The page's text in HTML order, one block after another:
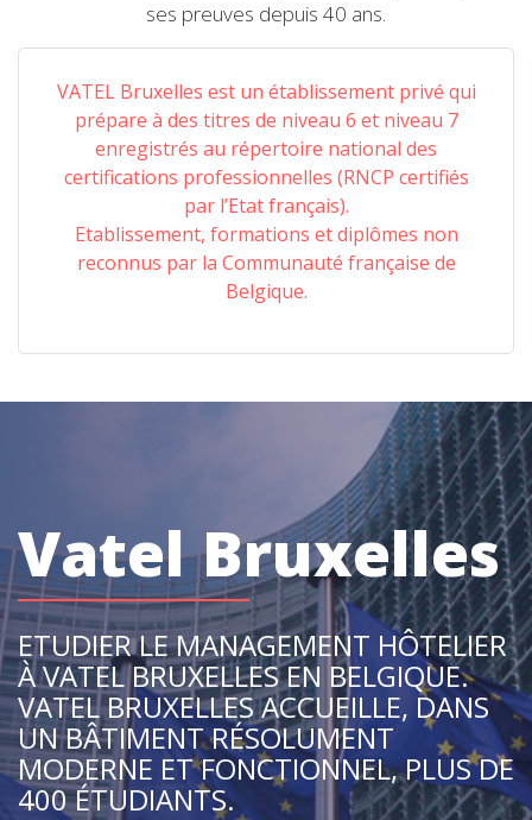
ses preuves depuis 40 ans.
VATEL Bruxelles est un établissement privé qui
prépare à des titres de niveau 6 et niveau 7
enregistrés au répertoire national des
certifications professionnelles (RNCP certifiés
par l’Etat français).
Etablissement, formations et diplômes non
reconnus par la Communauté française de
Belgique.
Vatel Bruxelles
ETUDIER LE MANAGEMENT HÔTELIER
À VATEL BRUXELLES EN BELGIQUE.
VATEL BRUXELLES ACCUEILLE, DANS
UN BÂTIMENT RÉSOLUMENT
MODERNE ET FONCTIONNEL, PLUS DE
400 ÉTUDIANTS.